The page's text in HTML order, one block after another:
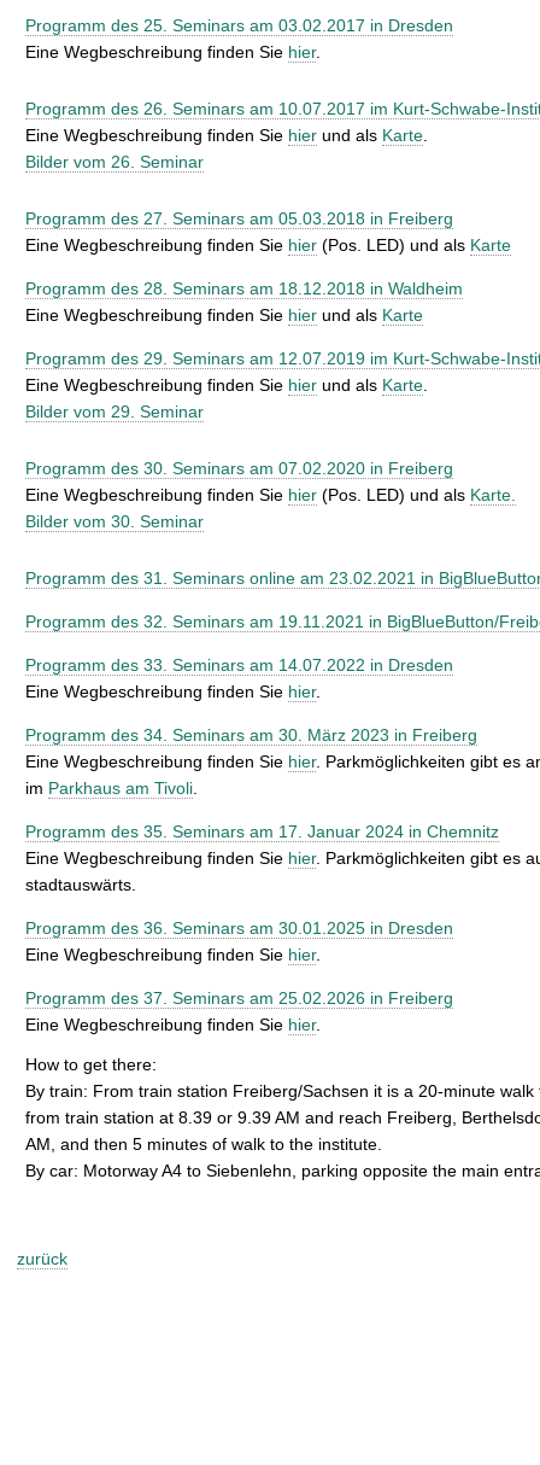
Programm des 25. Seminars am 03.02.2017 in Dresden
Eine Wegbeschreibung finden Sie hier.
Programm des 26. Seminars am 10.07.2017 im Kurt-Schwabe-
Eine Wegbeschreibung finden Sie hier und als Karte
Bilder vom 26. Seminar
Programm des 27. Seminars am 05.03.2018 in Freiberg
Eine Wegbeschreibung finden Sie hier (Pos. LED) und als Karte
Programm des 28. Seminars am 18.12.2018 in Waldheim
Eine Wegbeschreibung finden Sie hier und als Karte
Programm des 29. Seminars am 12.07.2019 im Kurt-Schwabe-
Eine Wegbeschreibung finden Sie hier und als Karte
Bilder vom 29. Seminar
Programm des 30. Seminars am 07.02.2020 in Freiberg
Eine Wegbeschreibung finden Sie hier (Pos. LED) und als Karte.
Bilder vom 30. Seminar
Programm des 31. Seminars online am 23.02.2021 in
Programm des 32. Seminars am 19.11.2021 in BigBlueButton/
Programm des 33. Seminars am 14.07.2022 in Dresden
Eine Wegbeschreibung finden Sie hier.
Programm des 34. Seminars am 30. März 2023 in Freiberg
Eine Wegbeschreibung finden Sie hier. Parkmöglichkeiten gibt es
im Parkhaus am Tivoli
Programm des 35. Seminars am 17. Januar 2024 in Chemnitz
Eine Wegbeschreibung finden Sie hier. Parkmöglichkeiten gibt es
stadtauswärts.
Programm des 36. Seminars am 30.01.2025 in Dresden
Eine Wegbeschreibung finden Sie hier.
Programm des 37. Seminars am 25.02.2026 in Freiberg
Eine Wegbeschreibung finden Sie hier.
How to get there:
By train: From train station Freiberg/Sachsen it is a 20-minute
from train station at 8.39 or 9.39 AM and reach Freiberg,
AM, and then 5 minutes of walk to the institute.
By car: Motorway A4 to Siebenlehn, parking opposite the main
zurück